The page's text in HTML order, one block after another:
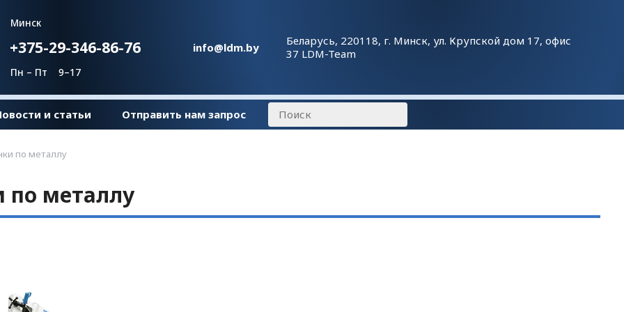
Минск
+375-29-346-86-76
Пн – Пт 9–17
info@ldm.by
Беларусь, 220118, г. Минск, ул. Крупской дом 17, офис
37 LDM-Team
и статьи Отправить нам запрос
по металлу
по металлу